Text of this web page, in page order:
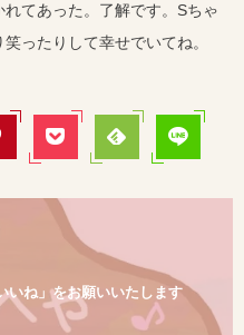
てあった。了解です。Sちゃ
ったりして幸せでいてね。
いね」をお願いいたします